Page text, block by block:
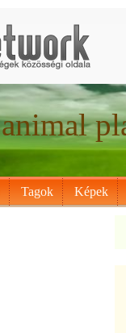
animal
Tagok Képek